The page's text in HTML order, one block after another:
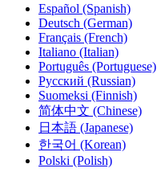
Español (Spanish)
Deutsch (German)
Français (French)
Italiano (Italian)
Português (Portuguese)
Русский (Russian)
Suomeksi (Finnish)
简体中文 (Chinese)
日本語 (Japanese)
한국어 (Korean)
Polski (Polish)